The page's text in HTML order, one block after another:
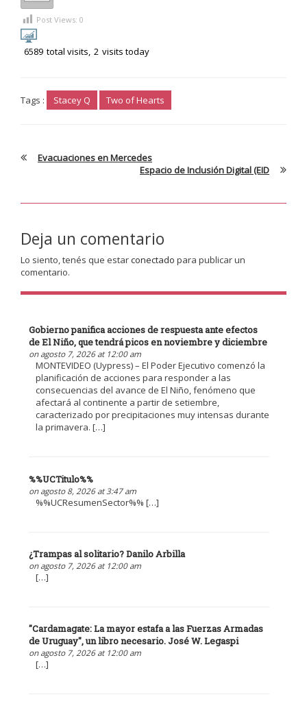
Post Views: 0
6589 total visits, 2 visits today
Tags : Stacey Q Two of Hearts
Evacuaciones en Mercedes
Espacio de Inclusión Digital (EID
Deja un comentario
Lo siento, tenés que estarconectado para publicar un
comentario.
Gobierno panifica acciones de respuesta ante efectos
de El Niño, que tendrá picos en noviembre y diciembre
on agosto 7, 2026 at 12:00 am
MONTEVIDEO (Uypress) – El Poder Ejecutivo comenzó la
planificación de acciones para responder a las
consecuencias del avance de El Niño, fenómeno que
afectará al continente a partir de setiembre,
caracterizado por precipitaciones muy intensas durante
la primavera. […]
%%UCTitulo%%
on agosto 8, 2026 at 3:47 am
%%UCResumenSector%% […]
¿Trampas al solitario? Danilo Arbilla
on agosto 7, 2026 at 12:00 am
[…]
"Cardamagate: La mayor estafa a las Fuerzas Armadas
de Uruguay", un libro necesario. José W. Legaspi
on agosto 7, 2026 at 12:00 am
[…]